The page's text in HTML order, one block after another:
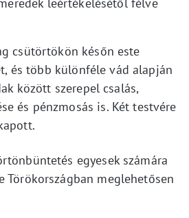
csütörtökön későn este
és több különféle vád alapján
között szerepel csalás,
és pénzmosás is. Két testvére
egyesek számára
Törökországban meglehetősen